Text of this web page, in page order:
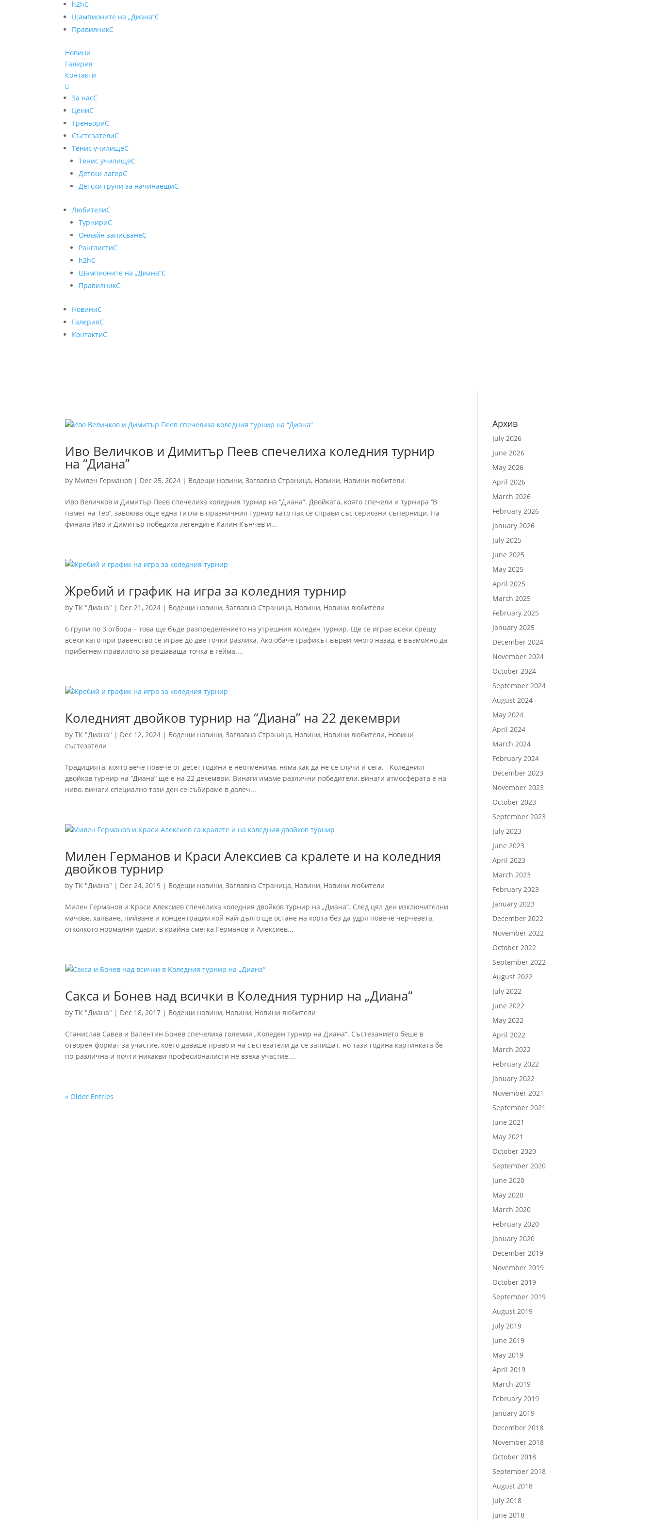
h2hC
Шампионите на „Диана“C
ПравилникC
Новини
Галерия
Контакти

За насC
ЦениC
ТреньориC
СъстезателиC
Тенис училищеC
Тенис училищеC
Детски лагерC
Детски групи за начинаещиC
ЛюбителиC
ТурнириC
Онлайн записванеC
РанглистиC
h2hC
Шампионите на „Диана“C
ПравилникC
НовиниC
ГалерияC
КонтактиC
Иво Величков и Димитър Пеев спечелиха коледния турнир
на “Диана”
by Милен Германов | Dec 25, 2024 | Водещи новини,Заглавна Страница, Новини, Новини любители
Иво Величков и Димитър Пеев спечелиха коледния турнир на “Диана”. Двойката, която спечели и турнира ‘’В
памет на Тео’’, завоюва още една титла в празничния турнир като пак се справи със сериозни съперници. На
финала Иво и Димитър победиха легендите Калин Кънчев и...
Жребий и график на игра за коледния турнир
byТК "Диана" | Dec 21, 2024 | Водещи новини,Заглавна Страница, Новини, Новини любители
6 групи по 3 отбора – това ще бъде разпределението на утрешния коледен турнир. Ще се играе всеки срещу
всеки като при равенство се играе до две точки разлика. Ако обаче графикът върви много назад, е възможно да
прибегнем правилото за решаваща точка в гейма....
Коледният двойков турнир на “Диана” на 22 декември
byТК "Диана" | Dec 12, 2024 | Водещи новини,Заглавна Страница, Новини, Новини любители, Новини
състезатели
Традицията, която вече повече от десет години е неотменима, няма как да не се случи и сега. Коледният
двойков турнир на “Диана” ще е на 22 декември. Винаги имаме различни победители, винаги атмосферата е на
ниво, винаги специално този ден се събираме в далеч...
Милен Германов и Краси Алексиев са кралете и на коледния
двойков турнир
byТК "Диана" | Dec 24, 2019 | Водещи новини,Заглавна Страница, Новини, Новини любители
Милен Германов и Краси Алексиев спечелиха коледния двойков турнир на „Диана“. След цял ден изключителни
мачове, хапване, пийване и концентрация кой най-дълго ще остане на корта без да удря повече черчевета,
отколкото нормални удари, в крайна сметка Германов и Алексиев...
Сакса и Бонев над всички в Коледния турнир на „Диана“
byТК "Диана" | Dec 18, 2017 | Водещи новини, Новини, Новини любители
Станислав Савев и Валентин Бонев спечелиха големия „Коледен турнир на Диана“. Състезанието беше в
отворен формат за участие, което даваше право и на състезатели да се запишат, но тази година картинката бе
по-различна и почти никакви професионалисти не взеха участие....
« Older Entries
Архив
July 2026
June 2026
May 2026
April 2026
March 2026
February 2026
January 2026
July 2025
June 2025
May 2025
April 2025
March 2025
February 2025
January 2025
December 2024
November 2024
October 2024
September 2024
August 2024
May 2024
April 2024
March 2024
February 2024
December 2023
November 2023
October 2023
September 2023
July 2023
June 2023
April 2023
March 2023
February 2023
January 2023
December 2022
November 2022
October 2022
September 2022
August 2022
July 2022
June 2022
May 2022
April 2022
March 2022
February 2022
January 2022
November 2021
September 2021
June 2021
May 2021
October 2020
September 2020
June 2020
May 2020
March 2020
February 2020
January 2020
December 2019
November 2019
October 2019
September 2019
August 2019
July 2019
June 2019
May 2019
April 2019
March 2019
February 2019
January 2019
December 2018
November 2018
October 2018
September 2018
August 2018
July 2018
June 2018